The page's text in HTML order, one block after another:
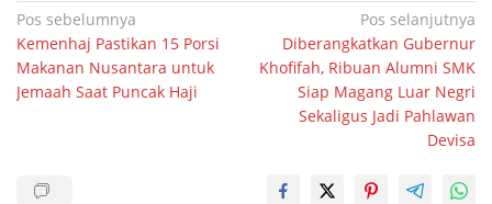
Navigasi
pos
Pos sebelumnya
Kemenhaj Pastikan 15 Porsi
Makanan Nusantara untuk
Jemaah Saat Puncak Haji
Pos selanjutnya
Diberangkatkan Gubernur
Khofifah, Ribuan Alumni SMK
Siap Magang Luar Negri
Sekaligus Jadi Pahlawan
Devisa